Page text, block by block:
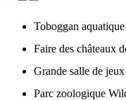
Toboggan
Faire des châteaux
Grande salle de
Parc zoologique